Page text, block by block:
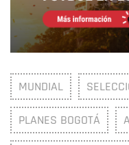
MUNDIAL
PLANES BOGOTÁ